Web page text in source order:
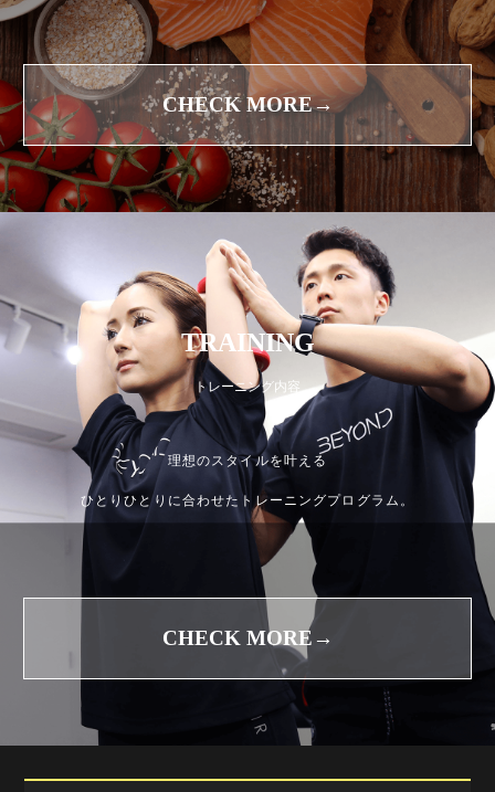
CHECK MORE→
TRAINING
トレーニング内容
理想のスタイルを叶える
ひとりひとりに合わせたトレーニングプログラム。
CHECK MORE→